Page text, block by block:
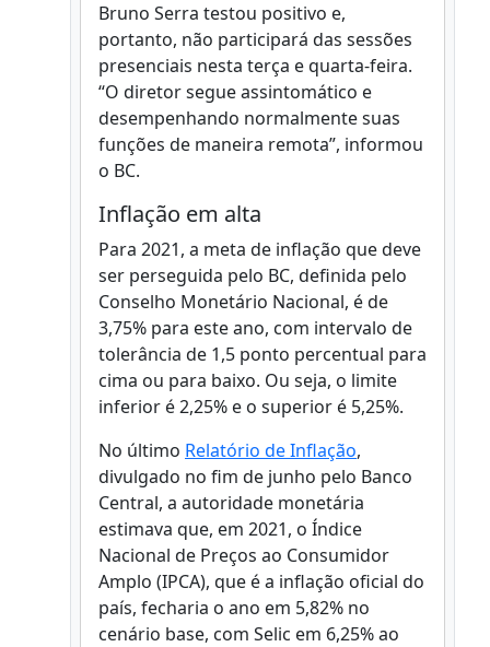
Bruno Serra testou positivo e,
portanto, não participará das sessões
presenciais nesta terça e quarta-feira.
“O diretor segue assintomático e
desempenhando normalmente suas
funções de maneira remota”, informou
o BC.
Inflação em alta
Para 2021, a meta de inflação que deve
ser perseguida pelo BC, definida pelo
Conselho Monetário Nacional, é de
3,75% para este ano, com intervalo de
tolerância de 1,5 ponto percentual para
cima ou para baixo. Ou seja, o limite
inferior é 2,25% e o superior é 5,25%.
No último Relatório de Inflação,
divulgado no fim de junho pelo Banco
Central, a autoridade monetária
estimava que, em 2021, o Índice
Nacional de Preços ao Consumidor
Amplo (IPCA), que é a inflação oficial do
país, fecharia o ano em 5,82% no
cenário base, com Selic em 6,25% ao